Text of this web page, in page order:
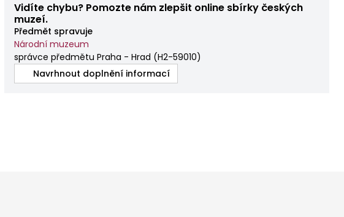
Vidíte chybu? Pomozte nám zlepšit online sbírky českých
muzeí.
Předmět spravuje
Národní muzeum
správce předmětu Praha - Hrad (H2-59010)
Navrhnout doplnění informací